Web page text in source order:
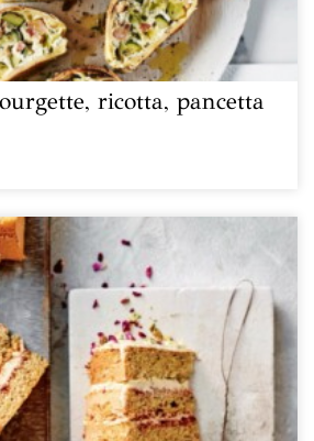
ricotta, pancetta